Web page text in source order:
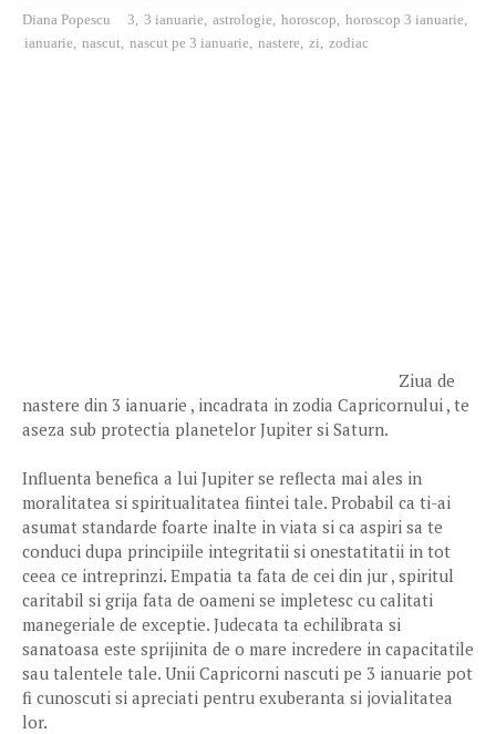
Diana Popescu 3, 3 ianuarie, astrologie, horoscop, horoscop 3 ianuarie,
ianuarie, nascut, nascut pe 3 ianuarie, nastere, zi, zodiac
Ziua de
nastere din 3 ianuarie , incadrata in zodia Capricornului , te
aseza sub protectia planetelor Jupiter si Saturn.
Influenta benefica a lui Jupiter se reflecta mai ales in
moralitatea si spiritualitatea fiintei tale. Probabil ca ti-ai
asumat standarde foarte inalte in viata si ca aspiri sa te
conduci dupa principiile integritatii si onestatitatii in tot
ceea ce intreprinzi. Empatia ta fata de cei din jur , spiritul
caritabil si grija fata de oameni se impletesc cu calitati
manegeriale de exceptie. Judecata ta echilibrata si
sanatoasa este sprijinita de o mare incredere in capacitatile
sau talentele tale. Unii Capricorni nascuti pe 3 ianuarie pot
fi cunoscuti si apreciati pentru exuberanta si jovialitatea
lor.